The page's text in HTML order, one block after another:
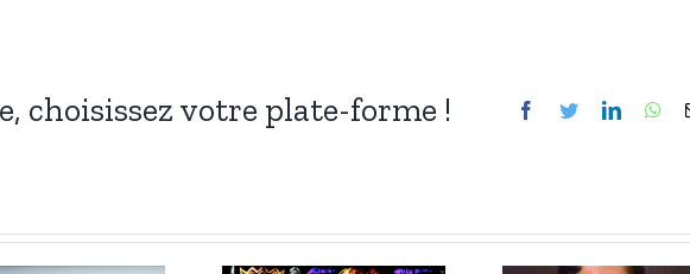
choisissez votre plate-forme ! Facebook
TwitterLinkedIn
3 janvier